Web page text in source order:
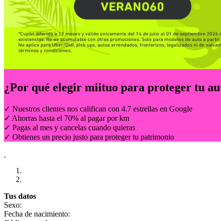
¿Por qué elegir miituo para proteger tu
✓ Nuestros clientes nos califican con 4.7 estrellas en Google
✓ Ahorras hasta el 70% al pagar por km
✓ Pagas al mes y cancelas cuando quieras
✓ Obtienes un precio justo para proteger tu patrimonio
Tus datos
Sexo:
Fecha de nacimiento: